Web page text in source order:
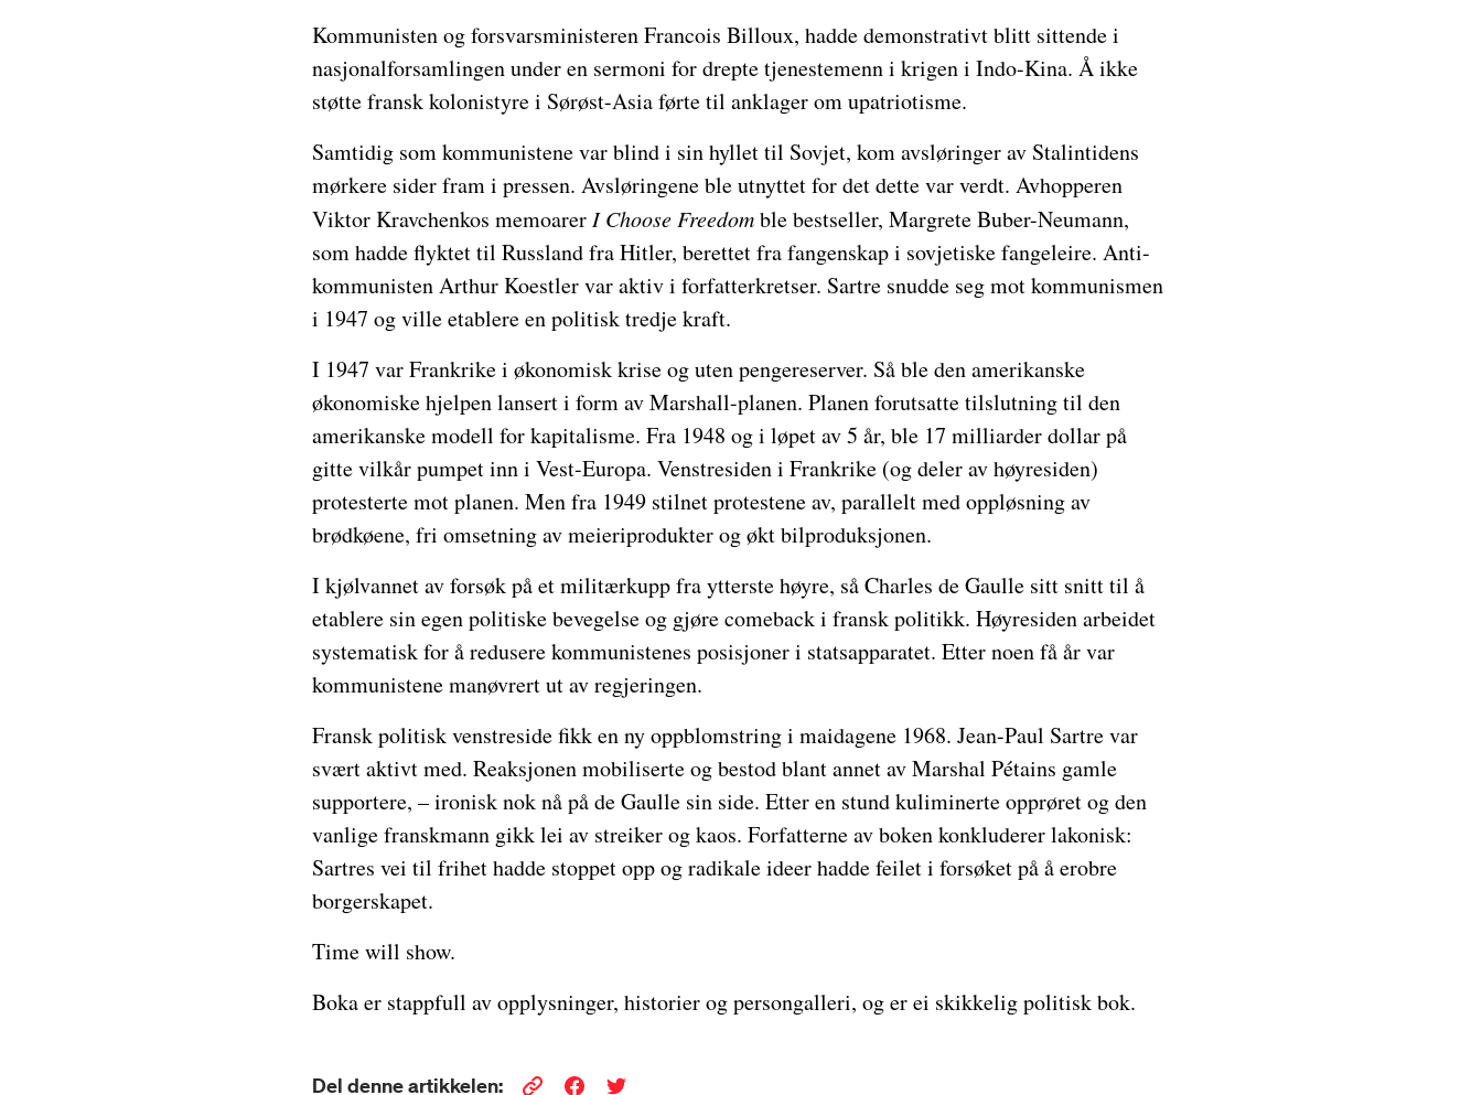
Kommunisten og forsvarsministeren Francois Billoux, hadde demonstrativt blitt sittende i
nasjonalforsamlingen under en sermoni for drepte tjenestemenn i krigen i Indo-Kina. Å ikke
støtte fransk kolonistyre i Sørøst-Asia førte til anklager om upatriotisme.
Samtidig som kommunistene var blind i sin hyllet til Sovjet, kom avsløringer av Stalintidens
mørkere sider fram i pressen. Avsløringene ble utnyttet for det dette var verdt. Avhopperen
Viktor Kravchenkos memoarer I Choose Freedomble bestseller, Margrete Buber-Neumann,
som hadde flyktet til Russland fra Hitler, berettet fra fangenskap i sovjetiske fangeleire. Anti-
kommunisten Arthur Koestler var aktiv i forfatterkretser. Sartre snudde seg mot kommunismen
i 1947 og ville etablere en politisk tredje kraft.
I 1947 var Frankrike i økonomisk krise og uten pengereserver. Så ble den amerikanske
økonomiske hjelpen lansert i form av Marshall-planen. Planen forutsatte tilslutning til den
amerikanske modell for kapitalisme. Fra 1948 og i løpet av 5 år, ble 17 milliarder dollar på
gitte vilkår pumpet inn i Vest-Europa. Venstresiden i Frankrike (og deler av høyresiden)
protesterte mot planen. Men fra 1949 stilnet protestene av, parallelt med oppløsning av
brødkøene, fri omsetning av meieriprodukter og økt bilproduksjonen.
I kjølvannet av forsøk på et militærkupp fra ytterste høyre, så Charles de Gaulle sitt snitt til å
etablere sin egen politiske bevegelse og gjøre comeback i fransk politikk. Høyresiden arbeidet
systematisk for å redusere kommunistenes posisjoner i statsapparatet. Etter noen få år var
kommunistene manøvrert ut av regjeringen.
Fransk politisk venstreside fikk en ny oppblomstring i maidagene 1968. Jean-Paul Sartre var
svært aktivt med. Reaksjonen mobiliserte og bestod blant annet av Marshal Pétains gamle
supportere, – ironisk nok nå på de Gaulle sin side. Etter en stund kuliminerte opprøret og den
vanlige franskmann gikk lei av streiker og kaos. Forfatterne av boken konkluderer lakonisk:
Sartres vei til frihet hadde stoppet opp og radikale ideer hadde feilet i forsøket på å erobre
borgerskapet.
Time will show.
Boka er stappfull av opplysninger, historier og persongalleri, og er ei skikkelig politisk bok.
Del denne artikkelen: